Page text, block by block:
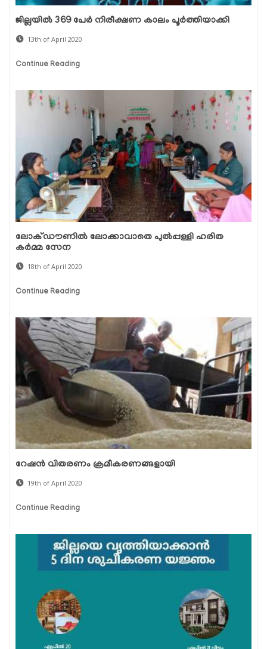
ജില്ലയില്‍ 369 പേര്‍ നിരീക്ഷണ കാലം പൂര്‍ത്തിയാക്കി
13th of April 2020
Continue Reading
ലോക്ഡൗണില്‍ ലോക്കാവാതെ പുല്‍പ്പള്ളി ഹരിത
കര്‍മ്മ സേന
18th of April 2020
Continue Reading
റേഷന്‍ വിതരണം ക്രമീകരണങ്ങളായി
19th of April 2020
Continue Reading